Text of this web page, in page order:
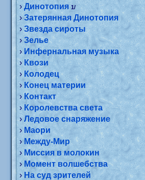
›Динотопия 1/
›Затерянная Динотопия
›Звезда сироты
›Зелье
› Инфернальная музыка
›Квози
›Колодец
› Конец материи
›Контакт
›Королевства света
›Ледовое снаряжение
›Маори
› Между-Мир
›Миссия в молокин
›Момент волшебства
›На суд зрителей